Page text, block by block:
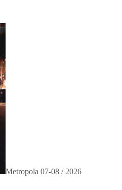
Metropola 07-08 / 2026